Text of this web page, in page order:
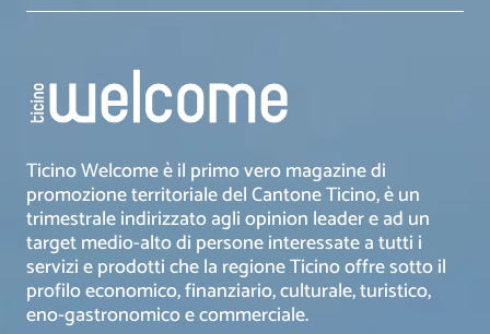
Ticino Welcome è il primo vero magazine di
promozione territoriale del Cantone Ticino, è un
trimestrale indirizzato agli opinion leader e ad un
target medio-alto di persone interessate a tutti i
servizi e prodotti che la regione Ticino offre sotto il
profilo economico, finanziario, culturale, turistico,
eno-gastronomico e commerciale.